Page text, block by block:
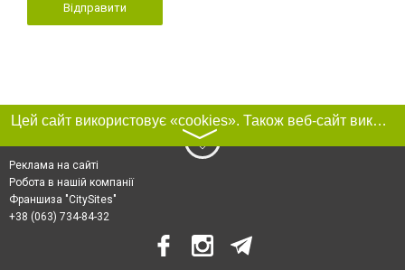
Відправити
Цей сайт використовує «cookies». Також веб-сайт використовує інтернет-сервіс для збору технічних даних стосовно відвідувачів з метою отримання маркетингової та статистичної інформації. Умови обробки даних відвідувачів сайту див.
〉
Реклама на сайті
Робота в нашій компанії
Франшиза "CitySites"
+38 (063) 734-84-32